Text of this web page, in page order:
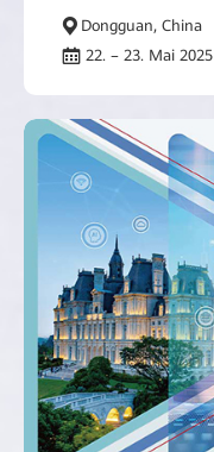
Dongguan, China
22. – 23. Mai 2025